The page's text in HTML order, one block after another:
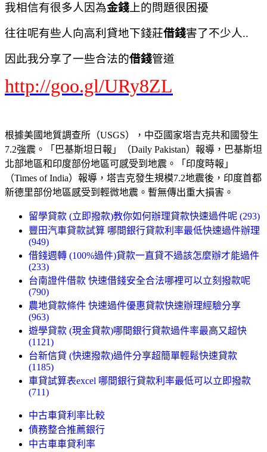
我相信有很多人因為金錢 上的問題很困擾
往往呢有些人向高利貸地下錢莊借錢害了不少人..
因此我分享了一些合法的借錢管道
http://goo.gl/URy8ZL
根據美國地質調查所（USGS），中亞國家塔吉克共和國發生
7.2強震。「巴基斯坦日報」（Daily Pakistan）報導，巴基斯坦
北部地區和印度部份地區可感受到地震。「印度時報」
（Times of India）報導，塔吉克發生規模7.2地震後，印度首都
新德里部份地區感受到輕微地震。暫無傳出重大損害。
留學貸款 (立即撥款)教你如何辦理貸款快速過件呢 (293)
豐田汽車貸款試算 哪間銀行貸款利率最低快速過件辦理
(949)
借錢週轉 (100%過件)貸款一直貸不過該怎麼辦才能過件
(233)
台南證件借款 快速借錢安全合法哪裡可以立刻撥款呢
(790)
農地貸款條件 快速過件優惠貸款快速辦理經驗分享
(963)
遊學貸款 (現金貸款)哪間銀行貸款過件率最高又超快
(1121)
台新信貸 (快速撥款)過件分享超簡單輕鬆快速貸款
(1185)
車貸試算表excel 哪間銀行貸款利率最低可以立即撥款
(711)
中古車貸利率比較
債務整合推薦銀行
中古車車貸利率